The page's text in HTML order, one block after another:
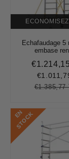
ECONOMISEZ
Echafaudage 5
embase
Prix
réduit
Prix
€1.385,77
E
N
S
T
O
C
K